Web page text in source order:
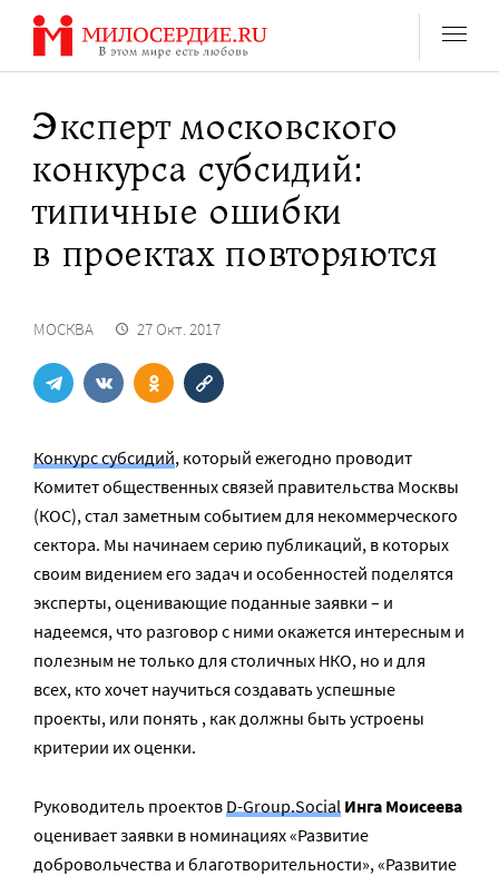
Перейти
содержанию
Эксперт московского
конкурса субсидий:
типичные ошибки
в проектах повторяются
МОСКВА 27 Окт. 2017
Конкурс субсидий, который ежегодно проводит
Комитет общественных связей правительства Москвы
(КОС), стал заметным событием для некоммерческого
сектора. Мы начинаем серию публикаций, в которых
своим видением его задач и особенностей поделятся
эксперты, оценивающие поданные заявки – и
надеемся, что разговор с ними окажется интересным и
полезным не только для столичных НКО, но и для
всех, кто хочет научиться создавать успешные
проекты, или понять , как должны быть устроены
критерии их оценки.
Руководитель проектовD-Group.Social Инга Моисеева
оценивает заявки в номинациях «Развитие
добровольчества и благотворительности», «Развитие